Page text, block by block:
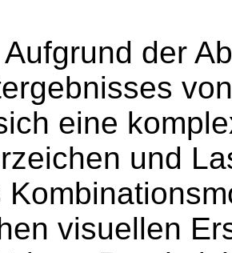
Aufgrund der
eine
und
visuellen